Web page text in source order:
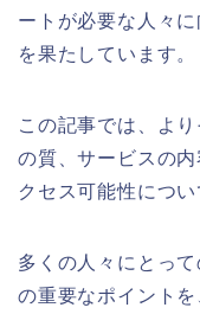
ートが必要な人々
を果たしています。
この記事では、よ
の質、サービスの
クセス可能性につい
多くの人々にとっ
の重要なポイント